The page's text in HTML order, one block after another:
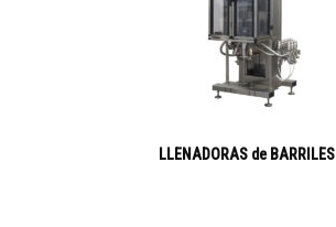
LLENADORAS de BARRILES